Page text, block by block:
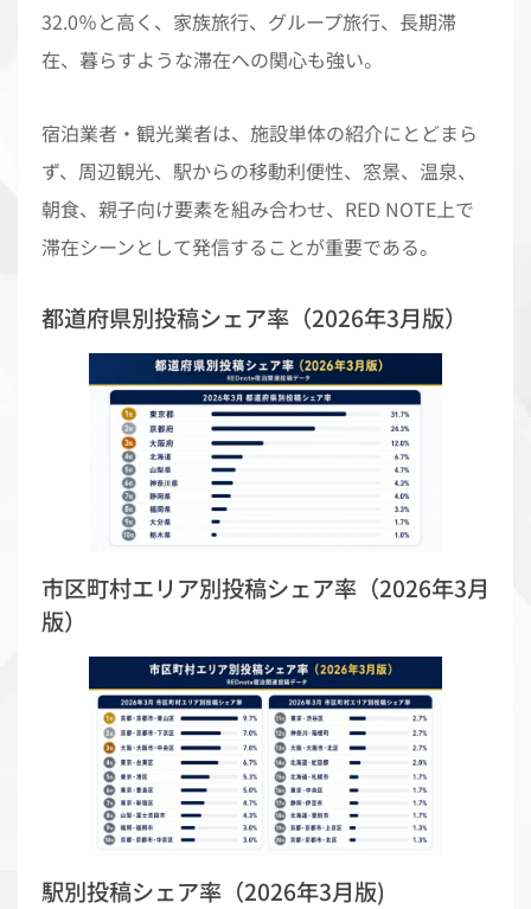
32.0％と高く、家族旅行、グループ旅行、長期滞
在、暮らすような滞在への関心も強い。
宿泊業者・観光業者は、施設単体の紹介にとどまら
ず、周辺観光、駅からの移動利便性、窓景、温泉、
朝食、親子向け要素を組み合わせ、RED NOTE上で
滞在シーンとして発信することが重要である。
都道府県別投稿シェア率（2026年3月版）
市区町村エリア別投稿シェア率（2026年3月
版）
駅別投稿シェア率（2026年3月版)